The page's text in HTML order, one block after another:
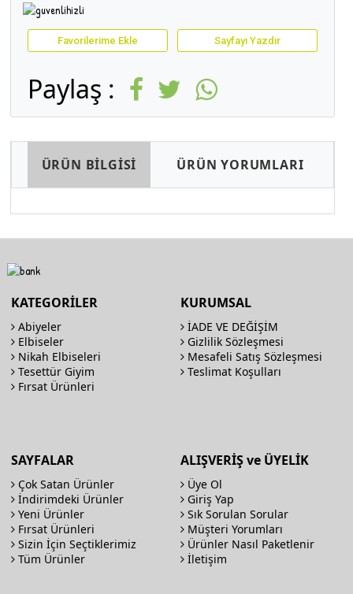
Favorilerime Ekle Sayfayı Yazdır
Paylaş :
ÜRÜN BİLGİSİ ÜRÜN YORUMLARI
KATEGORİLER
Abiyeler
Elbiseler
Nikah Elbiseleri
Tesettür Giyim
Fırsat Ürünleri
KURUMSAL
İADE VE DEĞİŞİM
Gizlilik Sözleşmesi
Mesafeli Satış Sözleşmesi
Teslimat Koşulları
SAYFALAR
Çok Satan Ürünler
İndirimdeki Ürünler
Yeni Ürünler
Fırsat Ürünleri
Sizin İçin Seçtiklerimiz
Tüm Ürünler
ALIŞVERİŞ ve ÜYELİK
Üye Ol
Giriş Yap
Sık Sorulan Sorular
Müşteri Yorumları
Ürünler Nasıl Paketlenir
İletişim